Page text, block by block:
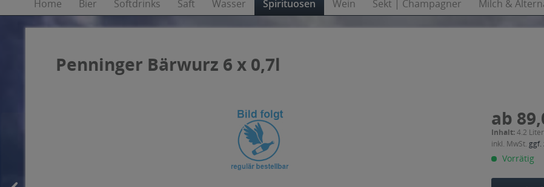
Home Bier Softdrinks Saft Wasser Spirituosen Wein Sekt | Champagner Milch &
Penninger Bärwurz 6 x 0,7l
ab
Inhalt:4.2
inkl. MwSt. ggf.
Vorrätig